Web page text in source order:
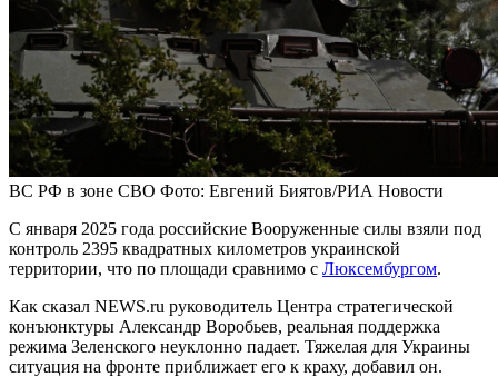
ВС РФ в зоне СВО Фото: Евгений Биятов/РИА Новости
С января 2025 года российские Вооруженные силы взяли под
контроль 2395 квадратных километров украинской
территории, что по площади сравнимо с Люксембургом.
Как сказал NEWS.ru руководитель Центра стратегической
конъюнктуры Александр Воробьев, реальная поддержка
режима Зеленского неуклонно падает. Тяжелая для Украины
ситуация на фронте приближает его к краху, добавил он.